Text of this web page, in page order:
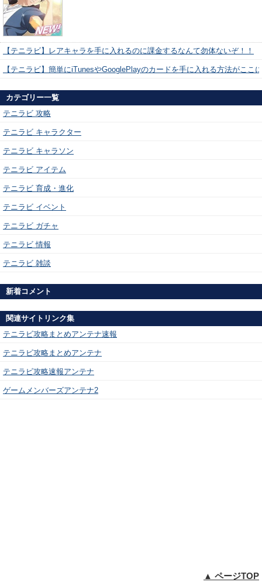
【テニラビ】レアキャラを手に入れるのに課金するなんて勿体ないぞ！！
【テニラビ】簡単にiTunesやGooglePlayのカードを手に入れる方法がここ
カテゴリー一覧
テニラビ 攻略
テニラビ キャラクター
テニラビ キャラソン
テニラビ アイテム
テニラビ 育成・進化
テニラビ イベント
テニラビ ガチャ
テニラビ 情報
テニラビ 雑談
新着コメント
関連サイトリンク集
テニラビ攻略まとめアンテナ速報
テニラビ攻略まとめアンテナ
テニラビ攻略速報アンテナ
ゲームメンバーズアンテナ2
▲ ページTOP